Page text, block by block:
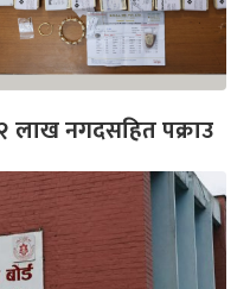
लाख नगदसहित पक्राउ